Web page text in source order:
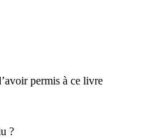
permis à ce livre
?